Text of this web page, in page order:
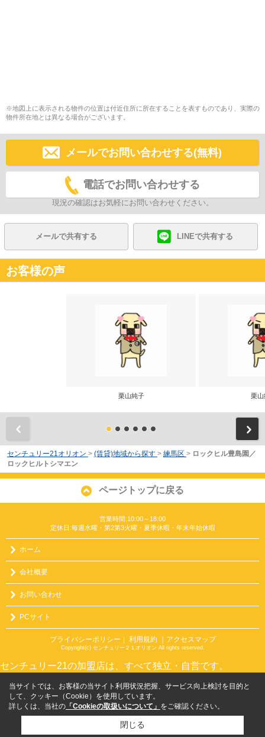
※地図上に表示される物件の位置は付近住所に所在することを表すものであり、実際の
物件所在地とは異なる場合がございます。
メールでお問い合わせする(無料)
電話でお問い合わせする
現況の確認はお気軽にお問い合わせください。
メールで共有する LINEで共有する
お客様の声
栗山純子 栗山
センチュリー21オリオン > (賃貸)地域から探す > 練馬区 > ロックヒル豊島園／
ロックヒルトシマエン
ページトップに戻る
営業時間:10:00～18:00
定休日:毎週水曜・第2第3火曜・夏季休暇・年末年始休暇
ホーム
会社概要
お問い合わせ
PCサイト
プライバシーポリシー 利用規約 ｜アクセスマップ
Copyright(c) センチュリー２１オリオン All rights reserved.
センチュリー21の加盟店は、すべて独立・自営です。
当サイトでは、お客様の当サイト利用状況把握、サービス向上検討を目的と
して、クッキー（Cookie）を使用しています。
詳しくは、当社の 「Cookieの取扱いについて」 をご確認ください。
閉じる